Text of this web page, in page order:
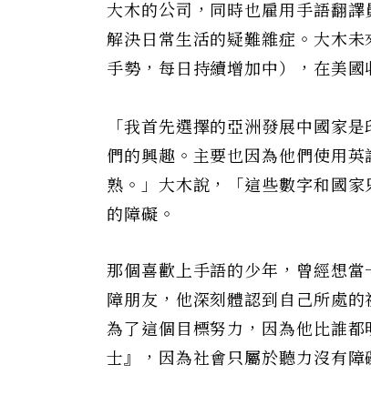
大木的公司，同時也雇用手語翻
解決日常生活的疑難雜症。大木
手勢，每日持續增加中），在美
「我首先選擇的亞洲發展中國家
們的興趣。主要也因為他們使用
熟。」大木說，「這些數字和國
的障礙。
那個喜歡上手語的少年，曾經想
障朋友，他深刻體認到自己所處
為了這個目標努力，因為他比誰
士』，因為社會只屬於聽力沒有障